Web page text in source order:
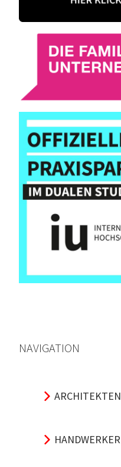
NAVIGATION
ARCHITEKTEN
HANDWERKER